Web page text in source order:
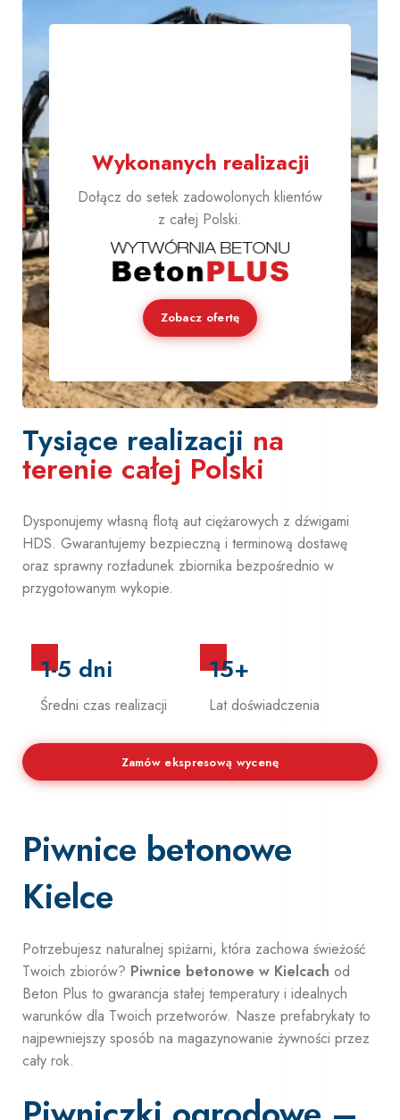
Wykonanych realizacji
Dołącz do setek zadowolonych klientów
z całej Polski.
Zobacz ofertę
Tysiące realizacji na
terenie całej Polski
Dysponujemy własną flotą aut ciężarowych z dźwigami
HDS. Gwarantujemy bezpieczną i terminową dostawę
oraz sprawny rozładunek zbiornika bezpośrednio w
przygotowanym wykopie.
1-5 dni
Średni czas realizacji
15+
Lat doświadczenia
Zamów ekspresową wycenę
Piwnice betonowe
Kielce
Potrzebujesz naturalnej spiżarni, która zachowa świeżość
Twoich zbiorów? Piwnice betonowe w Kielcach od
Beton Plus to gwarancja stałej temperatury i idealnych
warunków dla Twoich przetworów. Nasze prefabrykaty to
najpewniejszy sposób na magazynowanie żywności przez
cały rok.